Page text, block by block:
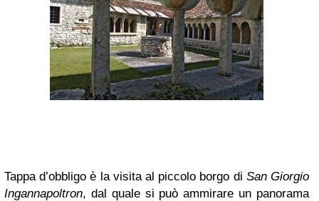
Tappa d’obbligo è la visita al piccolo borgo di San Giorgio
Ingannapoltron, dal quale si può ammirare un panorama